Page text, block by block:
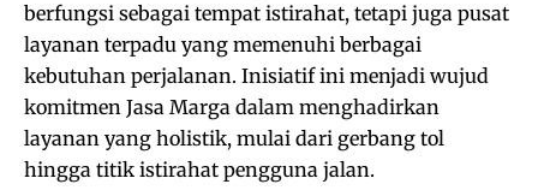
berfungsi sebagai tempat istirahat, tetapi juga pusat
layanan terpadu yang memenuhi berbagai
kebutuhan perjalanan. Inisiatif ini menjadi wujud
komitmen Jasa Marga dalam menghadirkan
layanan yang holistik, mulai dari gerbang tol
hingga titik istirahat pengguna jalan.